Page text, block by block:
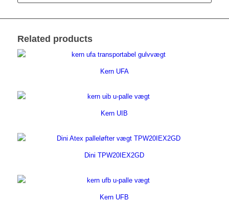
Related products
Kern UFA
Kern UIB
Dini TPW20IEX2GD
Kern UFB